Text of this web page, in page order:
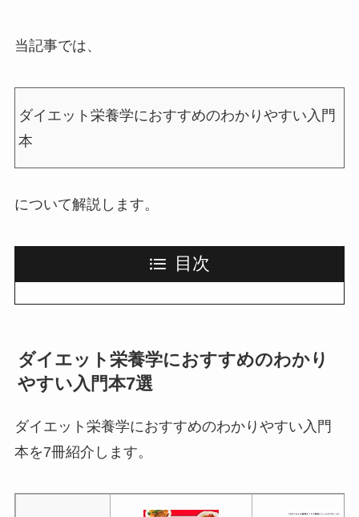
当記事では、
ダイエット栄養学におすすめのわかりやすい入門
本
について解説します。
目次
ダイエット栄養学におすすめのわかり
やすい入門本7選
ダイエット栄養学におすすめのわかりやすい入門
本を7冊紹介します。